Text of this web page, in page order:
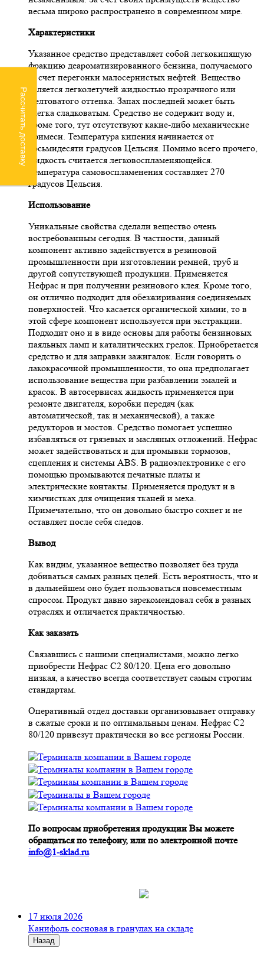
весьма широко распространено в современном мире.
Характеристики
Указанное средство представляет собой легкокипящую
фракцию деароматизированного бензина, получаемого
за счет перегонки малосернистых нефтей. Вещество
является легколетучей жидкостью прозрачного или
желтоватого оттенка. Запах последней может быть
слегка сладковатым. Средство не содержит воду и,
кроме того, тут отсутствуют какие-либо механические
примеси. Температура кипения начинается от
восьмидесяти градусов Цельсия. Помимо всего прочего,
жидкость считается легковоспламеняющейся.
Температура самовоспламенения составляет 270
градусов Цельсия.
Использование
Уникальные свойства сделали вещество очень
востребованным сегодня. В частности, данный
компонент активно задействуется в резиновой
промышленности при изготовлении ремней, труб и
другой сопутствующей продукции. Применяется
Нефрас и при получении резинового клея. Кроме того,
он отлично подходит для обезжиривания соединяемых
поверхностей. Что касается органической химии, то в
этой сфере компонент используется при экстракции.
Подходит оно и в виде основы для работы бензиновых
паяльных ламп и каталитических грелок. Приобретается
средство и для заправки зажигалок. Если говорить о
лакокрасочной промышленности, то она предполагает
использование вещества при разбавлении эмалей и
красок. В автосервисах жидкость применяется при
ремонте двигателя, коробки передач (как
автоматической, так и механической), а также
редукторов и мостов. Средство помогает успешно
избавляться от грязевых и масляных отложений. Нефрас
может задействоваться и для промывки тормозов,
сцепления и системы ABS. В радиоэлектронике с его
помощью промываются печатные платы и
электрические контакты. Применяется продукт и в
химчистках для очищения тканей и меха.
Примечательно, что он довольно быстро сохнет и не
оставляет после себя следов.
Вывод
Как видим, указанное вещество позволяет без труда
добиваться самых разных целей. Есть вероятность, что и
в дальнейшем оно будет пользоваться повсеместным
спросом. Продукт давно зарекомендовал себя в разных
отраслях и отличается практичностью.
Как заказать
Связавшись с нашими специалистами, можно легко
приобрести Нефрас С2 80/120. Цена его довольно
низкая, а качество всегда соответствует самым строгим
стандартам.
Оперативный отдел доставки организовывает отправку
в сжатые сроки и по оптимальным ценам. Нефрас С2
80/120 привезут практически во все регионы России.
По вопросам приобретения продукции Вы можете
обращаться по телефону, или по электронной почте
info@1-sklad.ru
17 июля 2026
Канифоль сосновая в гранулах на складе
Назад
Рассчитать доставку